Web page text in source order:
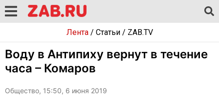
Лента/ Статьи/ ZAB.TV
Воду в Антипиху вернут в течение
часа – Комаров
Общество, 15:50, 6 июня 2019